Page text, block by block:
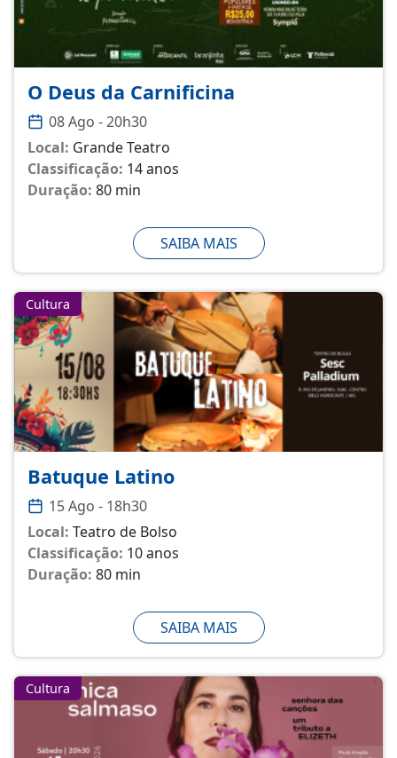
O Deus da Carnificina
08 Ago - 20h30
Local: Grande Teatro
Classificação: 14 anos
Duração: 80 min
SAIBA MAIS
Cultura
Batuque Latino
15 Ago - 18h30
Local: Teatro de Bolso
Classificação: 10 anos
Duração: 80 min
SAIBA MAIS
Cultura